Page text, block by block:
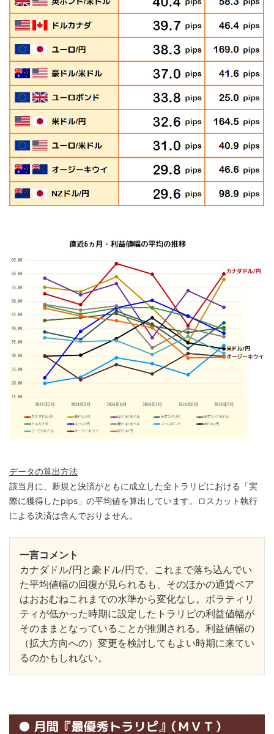
データの算出方法
該当月に、新規と決済がともに成立した全トラリピにおける「実
際に獲得したpips」の平均値を算出しています。ロスカット執行
による決済は含んでおりません。
一言コメント
カナダドル/円と豪ドル/円で、これまで落ち込んでい
た平均値幅の回復が見られるも、そのほかの通貨ペア
はおおむねこれまでの水準から変化なし。ボラティリ
ティが低かった時期に設定したトラリピの利益値幅が
そのままとなっていることが推測される。利益値幅の
（拡大方向への）変更を検討してもよい時期に来てい
るのかもしれない。